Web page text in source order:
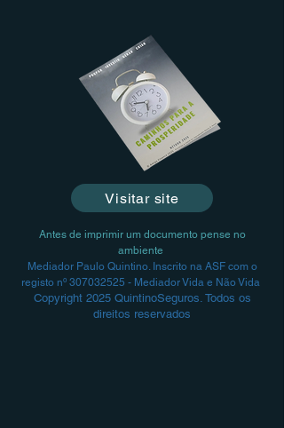
Visitar site
Antes de imprimir um documento pense no
ambiente
Mediador Paulo Quintino. Inscrito na ASF com o
registo nº 307032525 - Mediador Vida e Não Vida
Copyright 2025 QuintinoSeguros. Todos os
direitos reservados